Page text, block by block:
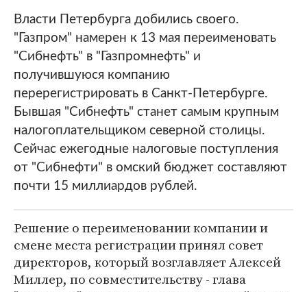
Власти Петербурга добились своего.
"Газпром" намерен к 13 мая переименовать
"Сибнефть" в "Газпромнефть" и
получившуюся компанию
перерегистрировать в Санкт-Петербурге.
Бывшая "Сибнефть" станет самым крупным
налогоплательщиком северной столицы.
Сейчас ежегодные налоговые поступления
от "Сибнефти" в омский бюджет составляют
почти 15 миллиардов рублей.
Решение о переименовании компании и
смене места регистрации принял совет
директоров, который возглавляет Алексей
Миллер, по совместительству - глава